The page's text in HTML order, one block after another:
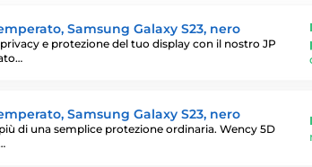
Samsung Galaxy S23, nero
e protezione del tuo display con il nostro JP
Samsung Galaxy S23, nero
di una semplice protezione ordinaria. Wency 5D